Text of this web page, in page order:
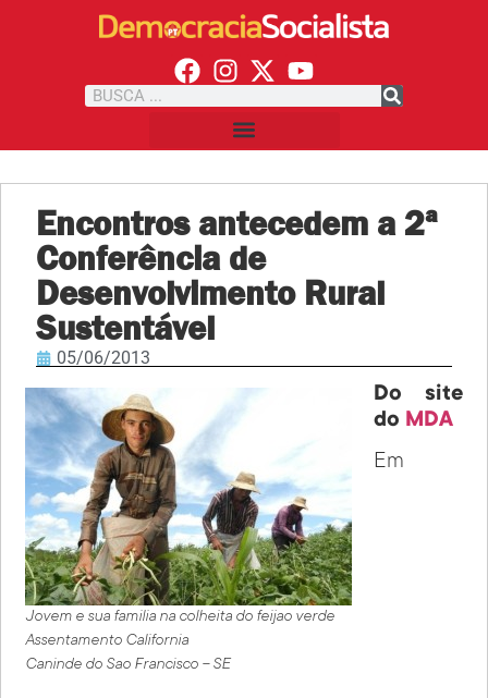
Encontros antecedem a 2ª
Conferência de
Desenvolvimento Rural
Sustentável
05/06/2013
Jovem e sua familia na colheita do feijao verde
Assentamento California
Caninde do Sao Francisco – SE
Do site
do MDA
Em